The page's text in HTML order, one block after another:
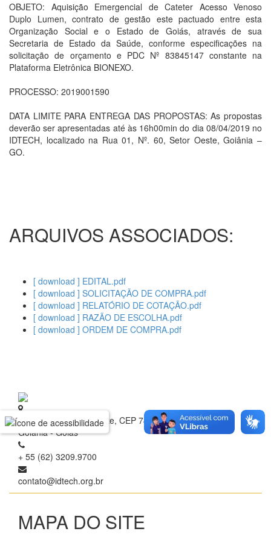
OBJETO: Aquisição Emergencial de Cateter Acesso Venoso
Duplo Lumen, contrato de gestão este pactuado entre esta
Organização Social e o Estado de Goiás, através de sua
Secretaria de Estado da Saúde, conforme especificações na
solicitação de orçamento e PDC Nº 83845147 constante na
Plataforma Eletrônica BIONEXO.
PROCESSO: 2019001590
DATA LIMITE PARA ENTREGA DAS PROPOSTAS: As propostas
deverão ser apresentadas até às 16h00min do dia 08/04/2019 no
IDTECH, localizado na Rua 01, Nº. 60, Setor Oeste, Goiânia –
GO.
ARQUIVOS ASSOCIADOS:
[ download ] EDITAL.pdf
[ download ] SOLICITAÇÃO DE COMPRA.pdf
[ download ] RELATÓRIO DE COTAÇÃO.pdf
[ download ] RAZÃO DE ESCOLHA.pdf
[ download ] ORDEM DE COMPRA.pdf
Rua 1 nº 60, Setor Oeste, CEP 74.115-040
Goiânia - Goiás
+ 55 (62) 3209.9700
contato@idtech.org.br
MAPA DO SITE